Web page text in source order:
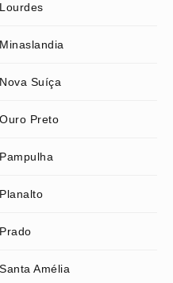
Suíça
Preto
Amélia